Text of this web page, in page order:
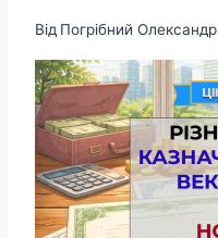
Від Погрібний Олександр